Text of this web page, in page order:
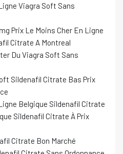
Viagra Soft Sans
Prix Le Moins Cher En Ligne
Citrate A Montreal
Du Viagra Soft Sans
Sildenafil Citrate Bas Prix
Belgique Sildenafil Citrate
Sildenafil Citrate À Prix
Citrate Bon Marché